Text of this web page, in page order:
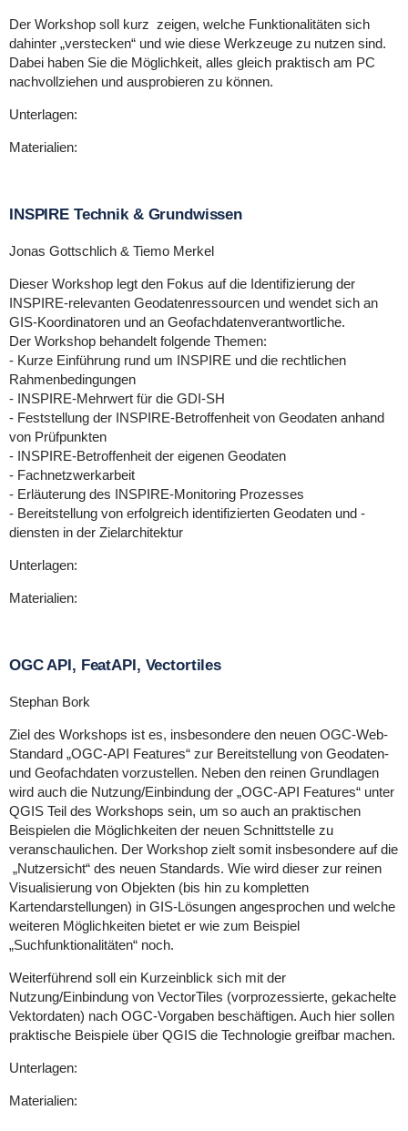
Der Workshop soll kurz zeigen, welche Funktionalitäten sich
dahinter „verstecken“ und wie diese Werkzeuge zu nutzen sind.
Dabei haben Sie die Möglichkeit, alles gleich praktisch am PC
nachvollziehen und ausprobieren zu können.
Unterlagen:
Materialien:
INSPIRE Technik & Grundwissen
Jonas Gottschlich & Tiemo Merkel
Dieser Workshop legt den Fokus auf die Identifizierung der
INSPIRE-relevanten Geodatenressourcen und wendet sich an
GIS-Koordinatoren und an Geofachdatenverantwortliche.
Der Workshop behandelt folgende Themen:
- Kurze Einführung rund um INSPIRE und die rechtlichen
Rahmenbedingungen
- INSPIRE-Mehrwert für die GDI-SH
- Feststellung der INSPIRE-Betroffenheit von Geodaten anhand
von Prüfpunkten
- INSPIRE-Betroffenheit der eigenen Geodaten
- Fachnetzwerkarbeit
- Erläuterung des INSPIRE-Monitoring Prozesses
- Bereitstellung von erfolgreich identifizierten Geodaten und -
diensten in der Zielarchitektur
Unterlagen:
Materialien:
OGC API, FeatAPI, Vectortiles
Stephan Bork
Ziel des Workshops ist es, insbesondere den neuen OGC-Web-
Standard „OGC-API Features“ zur Bereitstellung von Geodaten-
und Geofachdaten vorzustellen. Neben den reinen Grundlagen
wird auch die Nutzung/Einbindung der „OGC-API Features“ unter
QGIS Teil des Workshops sein, um so auch an praktischen
Beispielen die Möglichkeiten der neuen Schnittstelle zu
veranschaulichen. Der Workshop zielt somit insbesondere auf die
„Nutzersicht“ des neuen Standards. Wie wird dieser zur reinen
Visualisierung von Objekten (bis hin zu kompletten
Kartendarstellungen) in GIS-Lösungen angesprochen und welche
weiteren Möglichkeiten bietet er wie zum Beispiel
„Suchfunktionalitäten“ noch.
Weiterführend soll ein Kurzeinblick sich mit der
Nutzung/Einbindung von VectorTiles (vorprozessierte, gekachelte
Vektordaten) nach OGC-Vorgaben beschäftigen. Auch hier sollen
praktische Beispiele über QGIS die Technologie greifbar machen.
Unterlagen:
Materialien: